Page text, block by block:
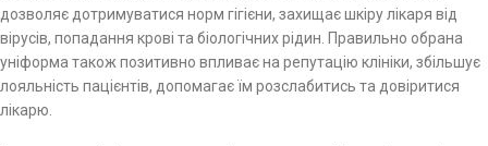
дозволяє дотримуватися норм гігієни, захищає шкіру лікаря від
вірусів, попадання крові та біологічних рідин. Правильно обрана
уніформа також позитивно впливає на репутацію клініки, збільшує
лояльність пацієнтів, допомагає їм розслабитись та довіритися
лікарю.